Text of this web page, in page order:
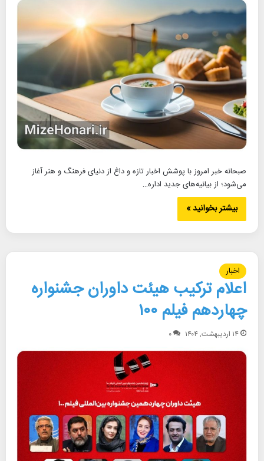
صبحانه خبر امروز با پوشش اخبار تازه و داغ از دنیای فرهنگ و هنر آغاز
می‌شود؛ از بیانیه‌های جدید اداره…
بیشتر بخوانید »
اخبار
اعلام ترکیب هیئت داوران جشنواره
چهاردهم فیلم ۱۰۰
۱۴ اردیبهشت, ۱۴۰۴ ۰